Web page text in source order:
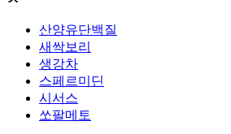
산양유단백질
새싹보리
생강차
스페르미딘
시서스
쏘팔메토